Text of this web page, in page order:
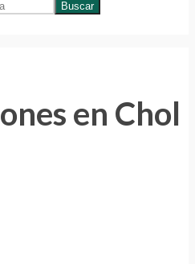
Buscar
en Chol